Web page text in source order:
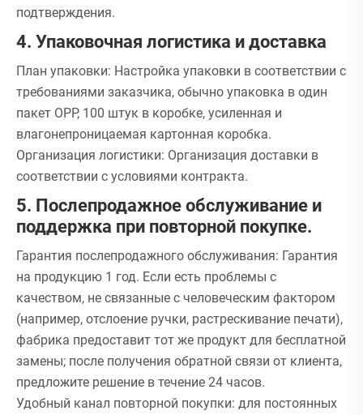
подтверждения.
4. Упаковочная логистика и доставка
План упаковки: Настройка упаковки в соответствии с
требованиями заказчика, обычно упаковка в один
пакет OPP, 100 штук в коробке, усиленная и
влагонепроницаемая картонная коробка.
Организация логистики: Организация доставки в
соответствии с условиями контракта.
5. Послепродажное обслуживание и
поддержка при повторной покупке.
Гарантия послепродажного обслуживания: Гарантия
на продукцию 1 год. Если есть проблемы с
качеством, не связанные с человеческим фактором
(например, отслоение ручки, растрескивание печати),
фабрика предоставит тот же продукт для бесплатной
замены; после получения обратной связи от клиента,
предложите решение в течение 24 часов.
Удобный канал повторной покупки: для постоянных